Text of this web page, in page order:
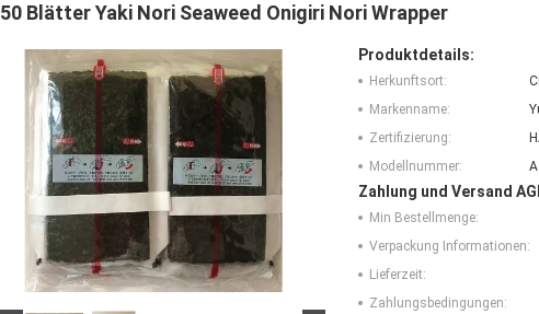
50 Blätter Yaki Nori Seaweed Onigiri Nori Wrapper
Produktdetails:
Herkunftsort:
Markenname:
Zertifizierung:
Modellnummer:
Zahlung und Versand
Min Bestellmenge:
Verpackung Informationen:
Lieferzeit:
Zahlungsbedingungen: